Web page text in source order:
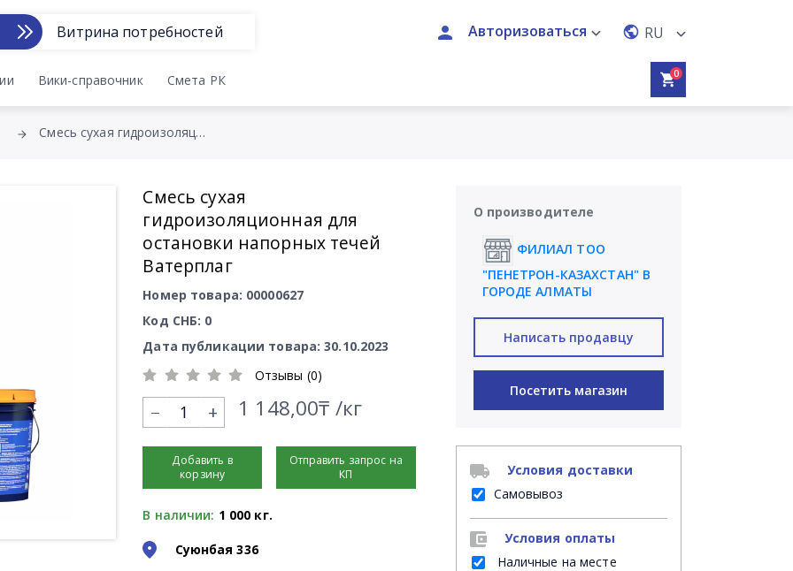
Витрина потребностей Авторизоваться RU
Вики-справочник Смета РК 0
Смесь сухая гидроизоляционная для остановки напорных течей Ватерплаг
Смесь сухая
гидроизоляционная для
остановки напорных течей
Ватерплаг
Номер товара: 00000627
Код СНБ: 0
Дата публикации товара: 30.10.2023
Отзывы (0)
+ 1 148,00₸ /кг
Добавить в
корзину
Отправить запрос на
КП
В наличии: 1 000 кг.
Суюнбая 336
О производителе
ФИЛИАЛ ТОО
"ПЕНЕТРОН-КАЗАХСТАН" В
ГОРОДЕ АЛМАТЫ
Написать продавцу
Посетить магазин
Условия доставки
Самовывоз
Условия оплаты
Наличные на месте